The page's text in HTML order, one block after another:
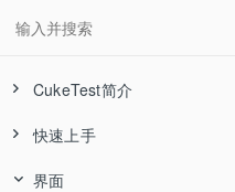
CukeTest简介
CukeTest自动化技术介绍
零基础实现BDD自动化测试
快速上手
安装CukeTest
界面